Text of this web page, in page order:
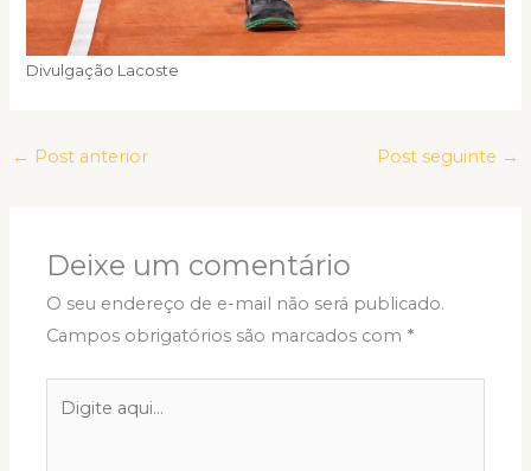
Divulgação Lacoste
← Post anterior Post seguinte →
Deixe um comentário
O seu endereço de e-mail não será publicado.
Campos obrigatórios são marcados com *
aqui...